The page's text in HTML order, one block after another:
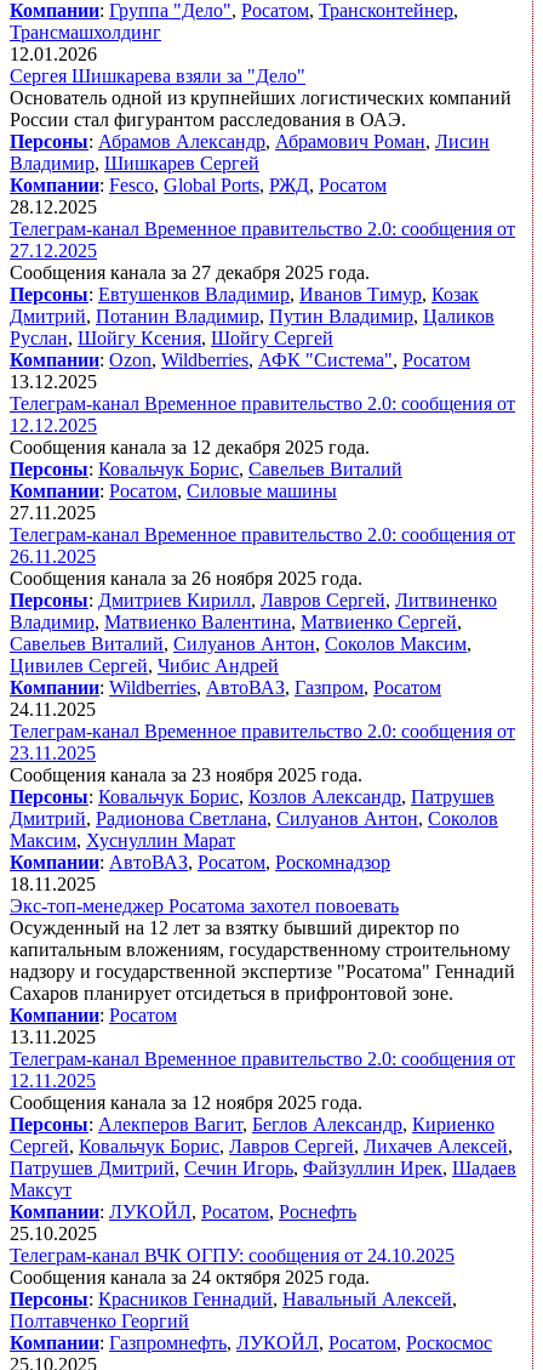
Компании: Группа "Дело", Росатом, Трансконтейнер,
Трансмашхолдинг
12.01.2026
Сергея Шишкарева взяли за "Дело"
Основатель одной из крупнейших логистических компаний
России стал фигурантом расследования в ОАЭ.
Персоны: Абрамов Александр, Абрамович Роман, Лисин
Владимир, Шишкарев Сергей
Компании: Fesco, Global Ports, РЖД, Росатом
28.12.2025
Телеграм-канал Временное правительство 2.0: сообщения от
27.12.2025
Сообщения канала за 27 декабря 2025 года.
Персоны: Евтушенков Владимир, Иванов Тимур, Козак
Дмитрий, Потанин Владимир, Путин Владимир, Цаликов
Руслан, Шойгу Ксения, Шойгу Сергей
Компании: Ozon, Wildberries, АФК "Система", Росатом
13.12.2025
Телеграм-канал Временное правительство 2.0: сообщения от
12.12.2025
Сообщения канала за 12 декабря 2025 года.
Персоны: Ковальчук Борис, Савельев Виталий
Компании: Росатом, Силовые машины
27.11.2025
Телеграм-канал Временное правительство 2.0: сообщения от
26.11.2025
Сообщения канала за 26 ноября 2025 года.
Персоны: Дмитриев Кирилл, Лавров Сергей, Литвиненко
Владимир, Матвиенко Валентина, Матвиенко Сергей,
Савельев Виталий, Силуанов Антон, Соколов Максим,
Цивилев Сергей, Чибис Андрей
Компании: Wildberries, АвтоВАЗ, Газпром, Росатом
24.11.2025
Телеграм-канал Временное правительство 2.0: сообщения от
23.11.2025
Сообщения канала за 23 ноября 2025 года.
Персоны: Ковальчук Борис, Козлов Александр, Патрушев
Дмитрий, Радионова Светлана, Силуанов Антон, Соколов
Максим, Хуснуллин Марат
Компании: АвтоВАЗ, Росатом, Роскомнадзор
18.11.2025
Экс-топ-менеджер Росатома захотел повоевать
Осужденный на 12 лет за взятку бывший директор по
капитальным вложениям, государственному строительному
надзору и государственной экспертизе "Росатома" Геннадий
Сахаров планирует отсидеться в прифронтовой зоне.
Компании: Росатом
13.11.2025
Телеграм-канал Временное правительство 2.0: сообщения от
12.11.2025
Сообщения канала за 12 ноября 2025 года.
Персоны: Алекперов Вагит, Беглов Александр, Кириенко
Сергей, Ковальчук Борис, Лавров Сергей, Лихачев Алексей,
Патрушев Дмитрий, Сечин Игорь, Файзуллин Ирек, Шадаев
Максут
Компании: ЛУКОЙЛ, Росатом, Роснефть
25.10.2025
Телеграм-канал ВЧК ОГПУ: сообщения от 24.10.2025
Сообщения канала за 24 октября 2025 года.
Персоны: Красников Геннадий, Навальный Алексей,
Полтавченко Георгий
Компании: Газпромнефть, ЛУКОЙЛ, Росатом, Роскосмос
25.10.2025